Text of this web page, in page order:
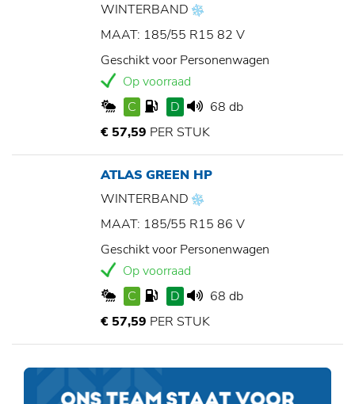
WINTERBAND
MAAT: 185/55 R15 82 V
Geschikt voor Personenwagen
Op voorraad
C
D
68 db
€ 57,59 PER STUK
ATLAS GREEN HP
WINTERBAND
MAAT: 185/55 R15 86 V
Geschikt voor Personenwagen
Op voorraad
C
D
68 db
€ 57,59 PER STUK